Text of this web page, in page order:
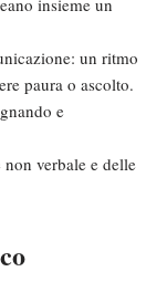
insieme un
un ritmo
paura o ascolto.
e
verbale e delle